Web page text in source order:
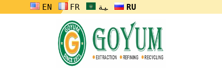
ENGLISHFRANÇAISالعربيةRUSSIA